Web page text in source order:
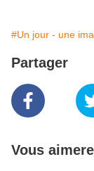
#Un jour - une
Partager
Vous